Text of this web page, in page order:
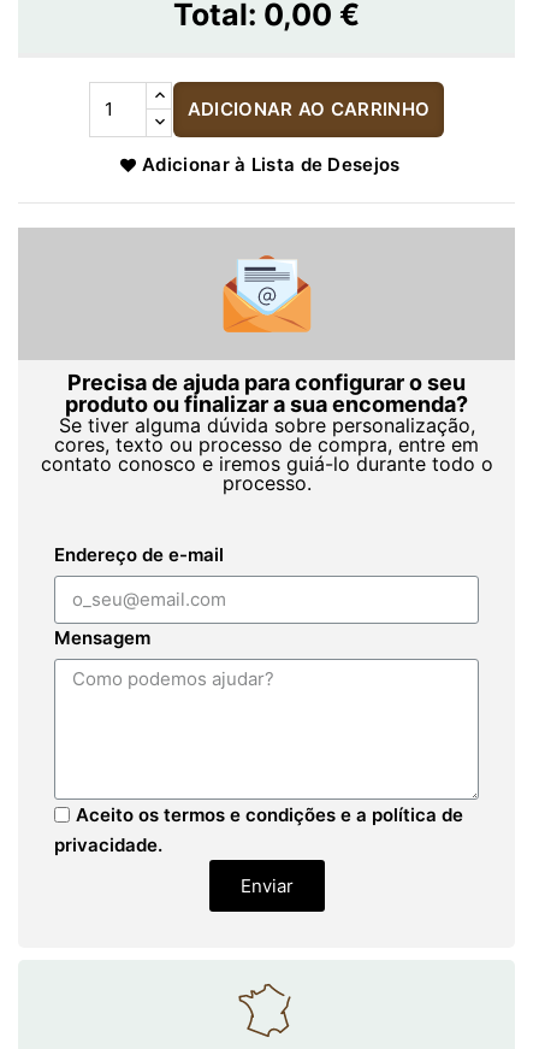
Total: 0,00 €
ADICIONAR AO CARRINHO
Adicionar à Lista de Desejos
Precisa de ajuda para configurar o seu
produto ou finalizar a sua encomenda?
Se tiver alguma dúvida sobre personalização,
cores, texto ou processo de compra, entre em
contato conosco e iremos guiá-lo durante todo o
processo.
Endereço de e-mail
Mensagem
Aceito os termos e condições e a política de
privacidade.
Enviar